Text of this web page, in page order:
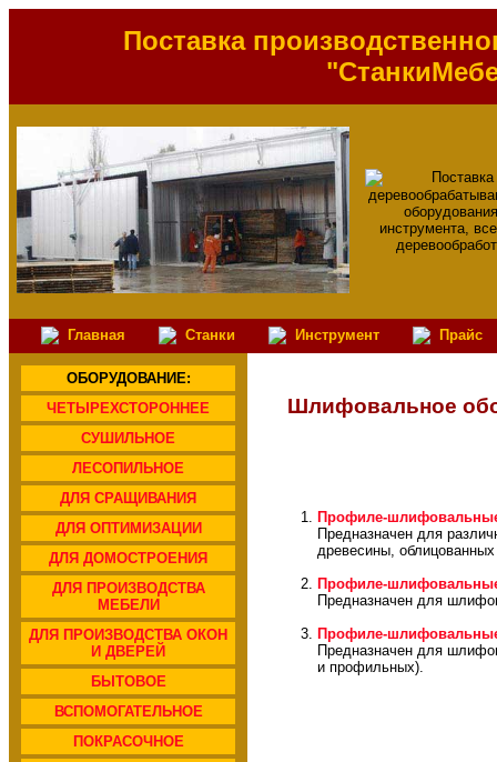
Поставка
Главная Станки Инструмент Прайс
ОБОРУДОВАНИЕ:
ЧЕТЫРЕХСТОРОННЕЕ
СУШИЛЬНОЕ
ЛЕСОПИЛЬНОЕ
ДЛЯ СРАЩИВАНИЯ
ДЛЯ ОПТИМИЗАЦИИ
ДЛЯ ДОМОСТРОЕНИЯ
ДЛЯ ПРОИЗВОДСТВА
МЕБЕЛИ
ДЛЯ ПРОИЗВОДСТВА ОКОН
И ДВЕРЕЙ
БЫТОВОЕ
ВСПОМОГАТЕЛЬНОЕ
ПОКРАСОЧНОЕ
Шлифовальное
Профиле-шлифовальные
Предназначен для
древесины,
Профиле-шлифовальные
Предназначен для
Профиле-шлифовальные
Предназначен для
и профильных).